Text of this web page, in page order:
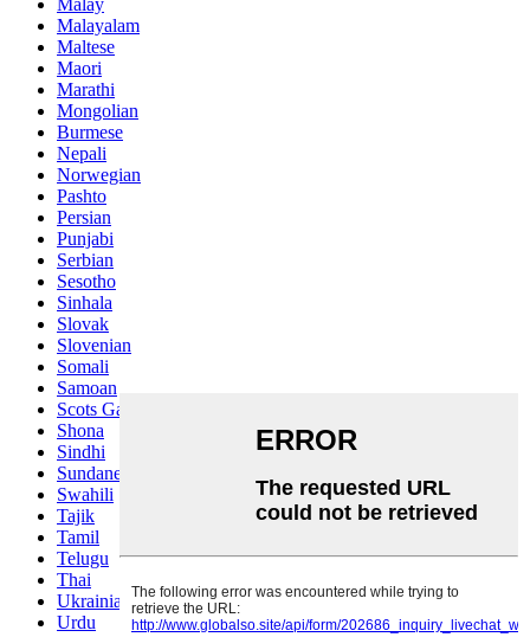
Malay
Malayalam
Maltese
Maori
Marathi
Mongolian
Burmese
Nepali
Norwegian
Pashto
Persian
Punjabi
Serbian
Sesotho
Sinhala
Slovak
Slovenian
Somali
Samoan
Scots Gaelic
Shona
Sindhi
Sundanese
Swahili
Tajik
Tamil
Telugu
Thai
Ukrainian
Urdu